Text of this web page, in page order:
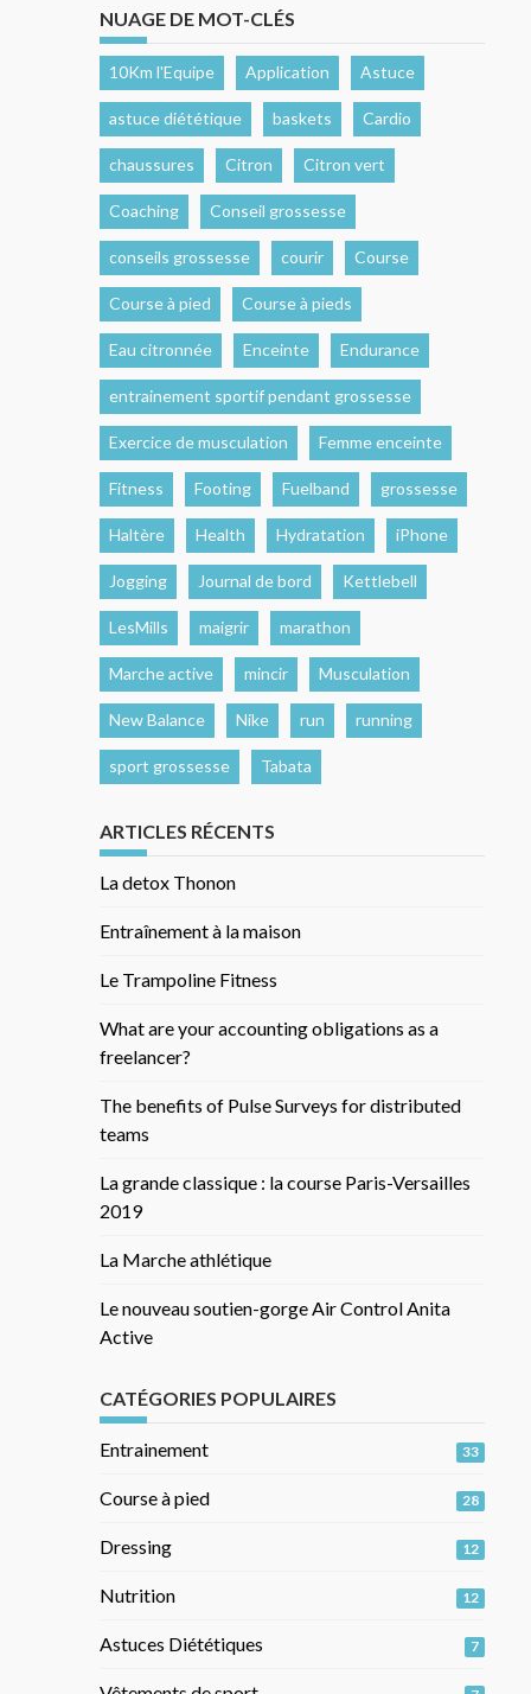
NUAGE DE MOT-CLÉS
10Km l'Equipe Application Astuce
astuce diététique baskets Cardio
chaussures Citron Citron vert
Coaching Conseil grossesse
conseils grossesse courir Course
Course à pied Course à pieds
Eau citronnée Enceinte Endurance
entrainement sportif pendant grossesse
Exercice de musculation Femme enceinte
Fitness Footing Fuelband grossesse
Haltère Health Hydratation iPhone
Jogging Journal de bord Kettlebell
LesMills maigrir marathon
Marche active mincir Musculation
New Balance Nike run running
sport grossesse Tabata
ARTICLES RÉCENTS
La detox Thonon
Entraînement à la maison
Le Trampoline Fitness
What are your accounting obligations as a
freelancer?
The benefits of Pulse Surveys for distributed
teams
La grande classique : la course Paris-Versailles
2019
La Marche athlétique
Le nouveau soutien-gorge Air Control Anita
Active
CATÉGORIES POPULAIRES
Entrainement 33
Course à pied 28
Dressing 12
Nutrition 12
Astuces Diététiques 7